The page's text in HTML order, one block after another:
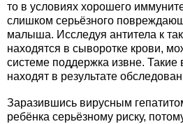
то в условиях хорошего
слишком серьёзного
малыша. Исследуя антитела к
находятся в сыворотке крови,
системе поддержка извне. Такие
находят в результате
Заразившись вирусным
ребёнка серьёзному риску,